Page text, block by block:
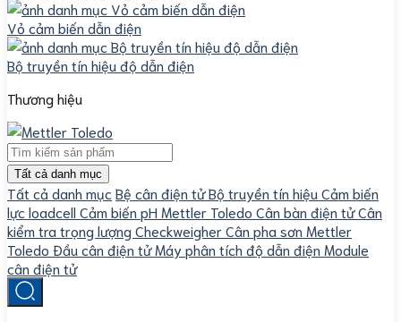
Vỏ cảm biến dẫn điện
Bộ truyền tín hiệu độ dẫn điện
Thương hiệu
Tất cả danh mục
Tất cả danh mục Bệ cân điện tửBộ truyền tín hiệu Cảm biến
lực loadcell Cảm biến pH Mettler Toledo Cân bàn điện tửCân
kiểm tra trọng lượng CheckweigherCân pha sơn Mettler
Toledo Đầu cân điện tửMáy phân tích độ dẫn điện Module
cân điện tử